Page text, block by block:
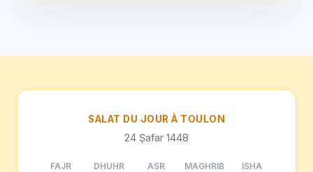
SALAT DU JOUR À TOULON
24 Ṣafar 1448
FAJR DHUHR ASR MAGHRIB ISHA